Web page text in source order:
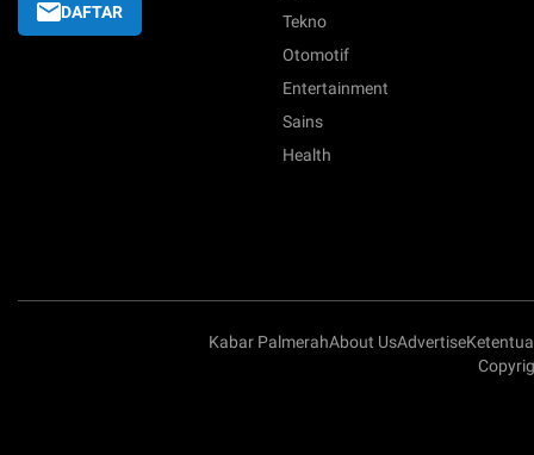
DAFTAR
Tekno
Otomotif
Entertainment
Sains
Health
Kabar PalmerahAbout UsAdvertise